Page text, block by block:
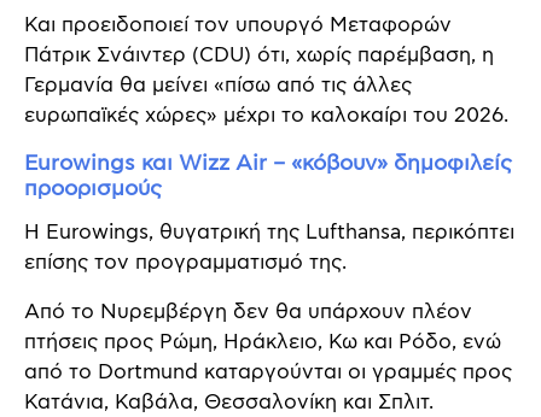
Και προειδοποιεί τον υπουργό Μεταφορών
Πάτρικ Σνάιντερ (CDU) ότι, χωρίς παρέμβαση, η
Γερμανία θα μείνει «πίσω από τις άλλες
ευρωπαϊκές χώρες» μέχρι το καλοκαίρι του 2026.
Eurowings και Wizz Air – «κόβουν» δημοφιλείς
προορισμούς
Η Eurowings, θυγατρική της Lufthansa, περικόπτει
επίσης τον προγραμματισμό της.
Από το Νυρεμβέργη δεν θα υπάρχουν πλέον
πτήσεις προς Ρώμη, Ηράκλειο, Κω και Ρόδο, ενώ
από το Dortmund καταργούνται οι γραμμές προς
Κατάνια, Καβάλα, Θεσσαλονίκη και Σπλιτ.